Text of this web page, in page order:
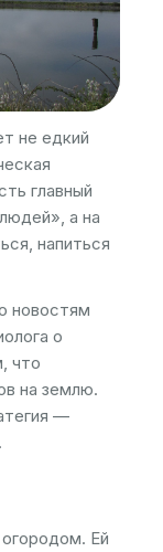
не едкий
главный
а на
напиться
новостям
о
что
на землю.
—
Ей